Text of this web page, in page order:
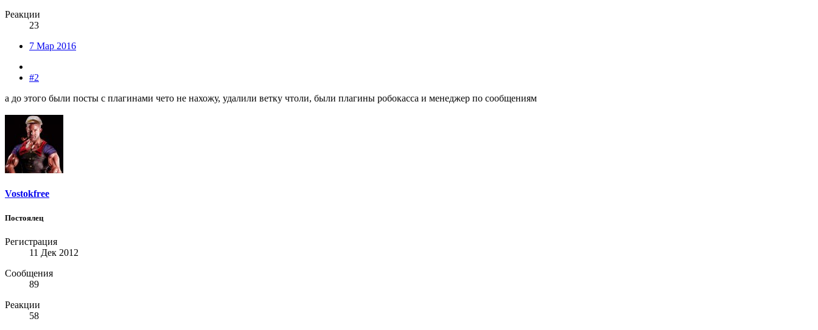
Реакции
23
7 Мар 2016
#2
а до этого были посты с плагинами чето не нахожу, удалили ветку чтоли, были плагины робокасса и менеджер по сообщениям
Vostokfree
Постоялец
Регистрация
11 Дек 2012
Сообщения
89
Реакции
58